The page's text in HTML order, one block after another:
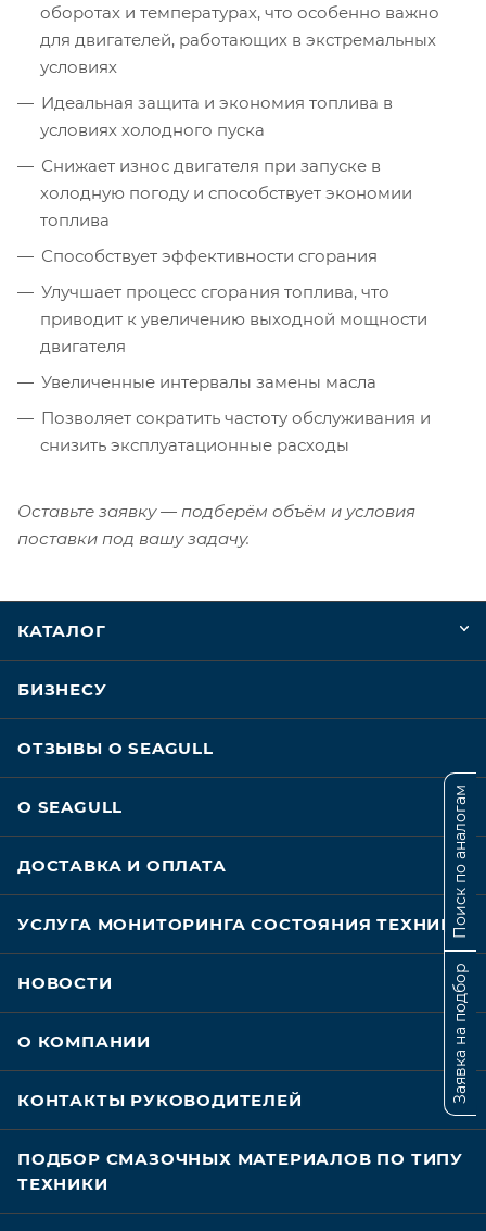
оборотах и температурах, что особенно важно
для двигателей, работающих в экстремальных
условиях
Идеальная защита и экономия топлива в
условиях холодного пуска
Снижает износ двигателя при запуске в
холодную погоду и способствует экономии
топлива
Способствует эффективности сгорания
Улучшает процесс сгорания топлива, что
приводит к увеличению выходной мощности
двигателя
Увеличенные интервалы замены масла
Позволяет сократить частоту обслуживания и
снизить эксплуатационные расходы
Оставьте заявку — подберём объём и условия
поставки под вашу задачу.
КАТАЛОГ
БИЗНЕСУ
ОТЗЫВЫ О SEAGULL
О SEAGULL
ДОСТАВКА И ОПЛАТА
УСЛУГА МОНИТОРИНГА СОСТОЯНИЯ ТЕХНИКИ
НОВОСТИ
О КОМПАНИИ
КОНТАКТЫ РУКОВОДИТЕЛЕЙ
ПОДБОР СМАЗОЧНЫХ МАТЕРИАЛОВ ПО ТИПУ
ТЕХНИКИ
Заявка на подбор
Поиск по аналогам